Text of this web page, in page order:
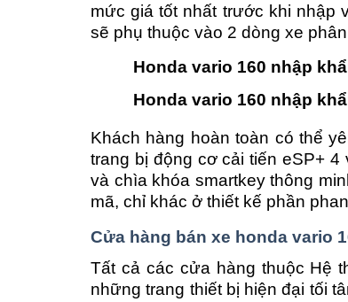
mức giá tốt nhất trước khi nhập
sẽ phụ thuộc vào 2 dòng xe
Honda vario 160 nhập
Honda vario 160 nhập
Khách hàng hoàn toàn có thể
trang bị động cơ cải tiến eSP+
và chìa khóa smartkey thông
mã, chỉ khác ở thiết kế phần
Cửa hàng bán xe honda vario
Tất cả các cửa hàng thuộc Hệ
những trang thiết bị hiện đại tối